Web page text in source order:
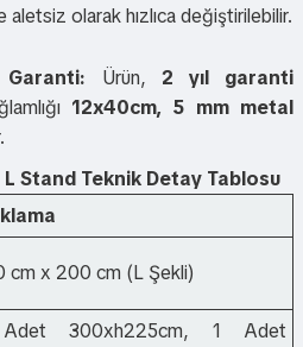
olarak hızlıca değiştirilebilir.
Ürün, 2 yıl garanti
12x40cm, 5 mm metal
Stand Teknik Detay Tablosu
cm x 200 cm (L Şekli)
300xh225cm, 1 Adet